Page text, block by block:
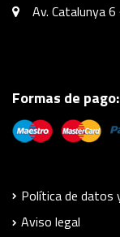
Av. Catalunya 6
Formas de pago:
Política de datos
Aviso legal